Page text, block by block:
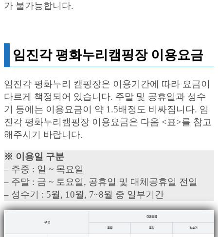
가 불가능합니다.
임진각 평화누리캠핑장 이용요금
임진각 평화누리 캠핑장은 이용기간에 따라 요금이
다르게 책정되어 있습니다. 주말 및 공휴일과 성수
기 등에는 이용요금이 약 1.5배정도 비싸집니다. 임
진각 평화누리캠핑장 이용요금은 다음 <표>를 참고
해주시기 바랍니다.
※ 이용일 구분
– 주중 : 일 ~ 목요일
– 주말 : 금 ~ 토요일, 공휴일 및 대체공휴일 전일
– 성수기 : 5월, 10월, 7~8월 중 일부기간